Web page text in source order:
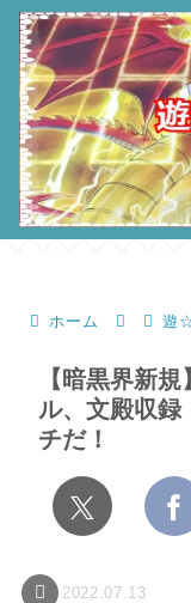
ホーム 遊
【暗黒界新
ル、文殿収録
チだ！
2022.07.13